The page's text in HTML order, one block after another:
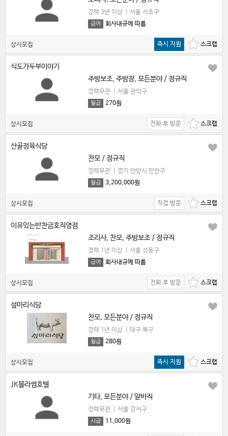
경력 3년 이상 서울 서초구
급여 회사내규에 따름
상시모집 즉시 지원
식도가두부이야기
주방보조, 주방장, 모든분야 / 정규직
경력무관 서울 관악구
월급 270원
상시모집 전화 후 방문
산골정육식당
찬모 / 정규직
경력무관 경기 안양시 만안구
월급 3,200,000원
상시모집 직접 방문
이유있는반찬금호직영점
조리사, 찬모, 주방보조 / 정규직
경력 1년 이상 서울 성동구
급여 회사내규에 따름
상시모집 전화 후 방문
섶마리식당
찬모, 모든분야 / 정규직
경력 1년 이상 대구 북구
월급 280원
상시모집 즉시 지원
JK블라썸호텔
기타, 모든분야 / 알바직
경력무관 서울 강서구
시급 11,000원